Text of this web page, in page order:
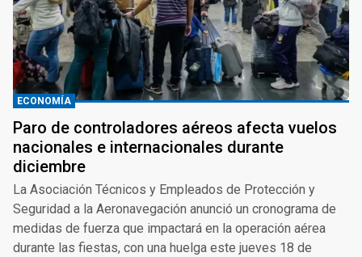
ECONOMÍA
Paro de controladores aéreos afecta vuelos
nacionales e internacionales durante
diciembre
La Asociación Técnicos y Empleados de Protección y
Seguridad a la Aeronavegación anunció un cronograma de
medidas de fuerza que impactará en la operación aérea
durante las fiestas, con una huelga este jueves 18 de